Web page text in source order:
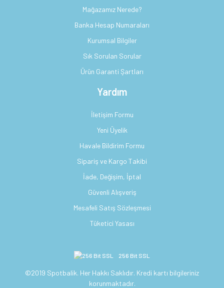
Mağazamız Nerede?
Banka Hesap Numaraları
Kurumsal Bilgiler
Sık Sorulan Sorular
Ürün Garanti Şartları
Yardım
İletişim Formu
Yeni Üyelik
Havale Bildirim Formu
Sipariş ve Kargo Takibi
İade, Değişim, İptal
Güvenli Alışveriş
Mesafeli Satış Sözleşmesi
Tüketici Yasası
256 Bit SSL
©2019 Spotbalik. Her Hakkı Saklıdır. Kredi kartı bilgileriniz
korunmaktadır.